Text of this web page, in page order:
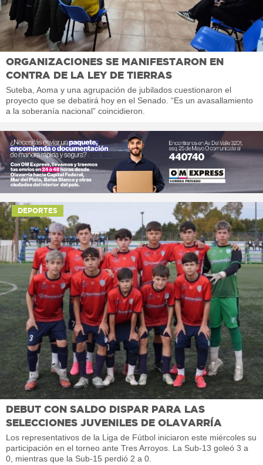
ORGANIZACIONES SE MANIFESTARON EN
CONTRA DE LA LEY DE TIERRAS
Suteba, Aoma y una agrupación de jubilados cuestionaron el
proyecto que se debatirá hoy en el Senado. “Es un avasallamiento
a la soberanía nacional” coincidieron.
DEPORTES
DEBUT CON SALDO DISPAR PARA LAS
SELECCIONES JUVENILES DE OLAVARRÍA
Los representativos de la Liga de Fútbol iniciaron este miércoles su
participación en el torneo ante Tres Arroyos. La Sub-13 goleó 3 a
0, mientras que la Sub-15 perdió 2 a 0.